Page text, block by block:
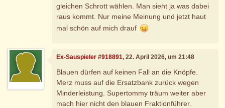
gleichen Schrott wählen. Man sieht ja was dabei
raus kommt. Nur meine Meinung und jetzt haut
mal schön auf mich drauf
Ex-Sauspieler #918891, 22. April 2026, um 21:48
Blauen dürfen auf keinen Fall an die Knöpfe.
Merz muss auf die Ersatzbank zurück wegen
Minderleistung. Supertommy träum weiter aber
mach hier nicht den blauen Fraktionführer.